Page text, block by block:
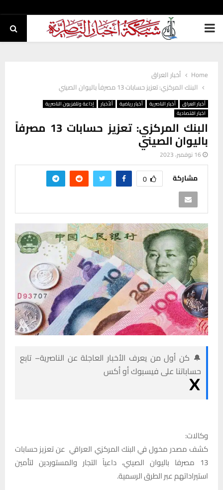
PRIMARY
Home
أخبار العراق
البنك المركزي: تعزيز حسابات 13 مصرفاً باليوان الصيني
أخبار العراق أخبار الناصرية أخبار رياضية ألأخبار
إذاعة وتلفزيون الناصرية
اخبار اقتصادية
البنك المركزي: تعزيز حسابات 13 مصرفاً
باليوان الصيني
16 نوفمبر، 2023
مشاركة 0
🔔 كن أول من يعرف الأخبار العاجلة عن الناصرية– تابع
حساباتنا على فيسبوك أو أكس
وكالات:
كشف مصدر مخول في البنك المركزي العراقي عن تعزيز حسابات
13 مصرفا باليوان الصيني، داعياً التجار والمستوردين لتأمين
استيراداتهم عبر الطرق الرسمية.